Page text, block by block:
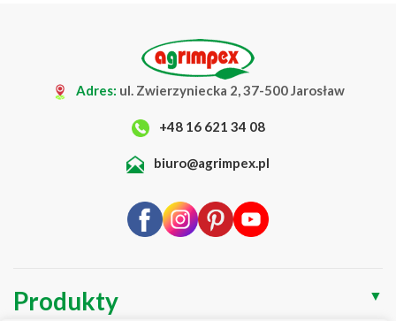
Adres: ul. Zwierzyniecka 2, 37-500 Jarosław
+48 16 621 34 08
biuro@agrimpex.pl
Produkty ▼